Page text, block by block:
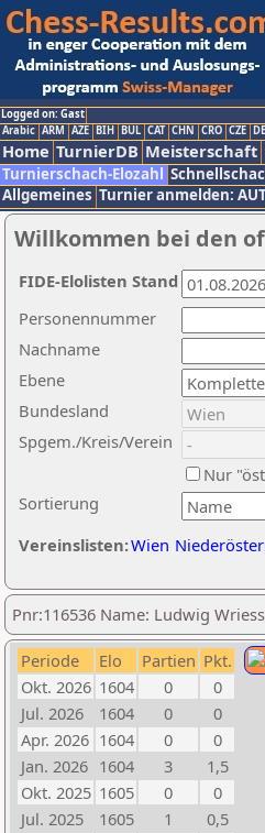
Logged on: Gast
Arabic ARM AZE BIH BUL CAT CHN CRO CZE
Home TurnierDB Meisterschaft
Turnierschach-Elozahl
Allgemeines Turnier anmelden:
Willkommen bei den
Nachname
Ebene
Sortierung
Personennummer
Bundesland
Spgem./Kreis/Verein
Nur
Vereinslisten:Wien
FIDE-Elolisten Stand
Pnr:116536 Name: Ludwig
Periode Elo Partien Pkt.
Okt. 2026 1604 0
0
Jul. 2026
1604 0
0
Apr. 2026 1604 0
0
Jan. 2026 1604 3
1,5
Okt. 2025 1605 0
0
Jul. 2025
1605 1
0,5